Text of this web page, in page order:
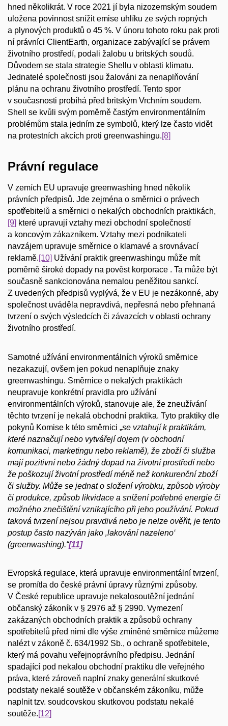
hned několikrát. V roce 2021 jí byla nizozemským soudem
uložena povinnost snížit emise uhlíku ze svých ropných
a plynových produktů o 45 %. V únoru tohoto roku pak proti
ní právníci ClientEarth, organizace zabývající se právem
životního prostředí, podali žalobu u britských soudů.
Důvodem se stala strategie Shellu v oblasti klimatu.
Jednatelé společnosti jsou žalováni za nenaplňování
plánu na ochranu životního prostředí. Tento spor
v současnosti probíhá před britským Vrchním soudem.
Shell se kvůli svým poměrně častým environmentálním
problémům stala jedním ze symbolů, který lze často vidět
na protestních akcích proti greenwashingu.[8]
Právní regulace
V zemích EU upravuje greenwashing hned několik
právních předpisů. Jde zejména o směrnici o právech
spotřebitelů a směrnici o nekalých obchodních praktikách,
[9] které upravují vztahy mezi obchodní společností
a koncovým zákazníkem. Vztahy mezi podnikateli
navzájem upravuje směrnice o klamavé a srovnávací
reklamě.[10] Užívání praktik greenwashingu může mít
poměrně široké dopady na pověst korporace . Ta může být
současně sankcionována nemalou peněžitou sankcí.
Z uvedených předpisů vyplývá, že v EU je nezákonné, aby
společnost uváděla nepravdivá, nepřesná nebo přehnaná
tvrzení o svých výsledcích či závazcích v oblasti ochrany
životního prostředí.
Samotné užívání environmentálních výroků směrnice
nezakazují, ovšem jen pokud nenaplňuje znaky
greenwashingu. Směrnice o nekalých praktikách
neupravuje konkrétní pravidla pro užívání
environmentálních výroků, stanovuje ale, že zneužívání
těchto tvrzení je nekalá obchodní praktika. Tyto praktiky dle
pokynů Komise k této směrnici „se vztahují k praktikám,
které naznačují nebo vytvářejí dojem (v obchodní
komunikaci, marketingu nebo reklamě), že zboží či služba
mají pozitivní nebo žádný dopad na životní prostředí nebo
že poškozují životní prostředí méně než konkurenční zboží
či služby. Může se jednat o složení výrobku, způsob výroby
či produkce, způsob likvidace a snížení potřebné energie či
možného znečištění vznikajícího při jeho používání. Pokud
taková tvrzení nejsou pravdivá nebo je nelze ověřit, je tento
postup často nazýván jako ‚lakování nazeleno‘
(greenwashing).“[11]
Evropská regulace, která upravuje environmentální tvrzení,
se promítla do české právní úpravy různými způsoby.
V České republice upravuje nekalosoutěžní jednání
občanský zákoník v § 2976 až § 2990. Vymezení
zakázaných obchodních praktik a způsobů ochrany
spotřebitelů před nimi dle výše zmíněné směrnice můžeme
nalézt v zákoně č. 634/1992 Sb., o ochraně spotřebitele,
který má povahu veřejnoprávního předpisu. Jednání
spadající pod nekalou obchodní praktiku dle veřejného
práva, které zároveň naplní znaky generální skutkové
podstaty nekalé soutěže v občanském zákoníku, může
naplnit tzv. soudcovskou skutkovou podstatu nekalé
soutěže.[12]